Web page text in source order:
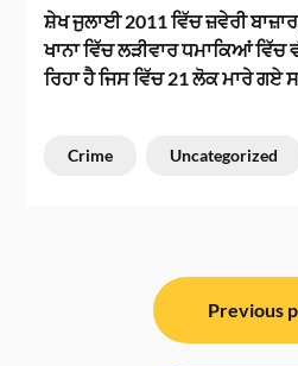
ਸ਼ੇਖ ਜੁਲਾਈ 2011 ਵਿੱਚ ਜ਼ਵੇਰੀ
ਖਾਨਾ ਵਿੱਚ ਲੜੀਵਾਰ ਧਮਾਕਿਆਂ
ਰਿਹਾ ਹੈ ਜਿਸ ਵਿੱਚ 21 ਲੋਕ ਮਾਰੇ ਗਏ
Crime Uncategorized
Previous